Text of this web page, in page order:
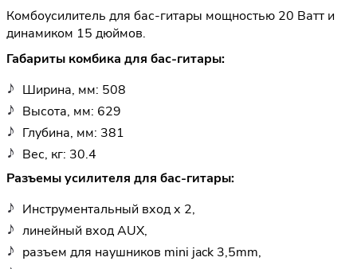
Комбоусилитель для бас-гитары мощностью 20 Ватт и
динамиком 15 дюймов.
Габариты комбика для бас-гитары:
Ширина, мм: 508
Высота, мм: 629
Глубина, мм: 381
Вес, кг: 30.4
Разъемы усилителя для бас-гитары:
Инструментальный вход х 2,
линейный вход AUX,
разъем для наушников mini jack 3,5mm,